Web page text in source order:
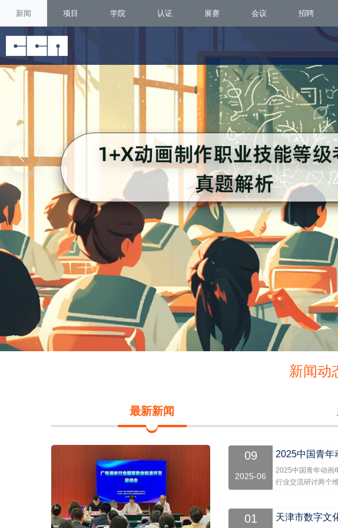
新闻 项目 学院 认证 展赛 会议 招聘
新闻动
最新新闻
09
2025-06
2025中国青年动画
行业交流研讨两个
01